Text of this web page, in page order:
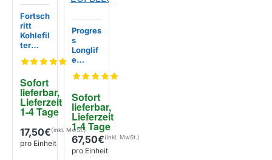
Sofort
lieferbar,
Lieferzeit
1-4 Tage
Fortsch
ritt
Kohlefil
ter
1 /
02817
17,50€
pro Einheit
Sofort
lieferbar,
Lieferzeit
1-4 Tage
Progres
s
Longlif
e
ter
8791 /
ECFBLL
02
67,50€
pro Einheit